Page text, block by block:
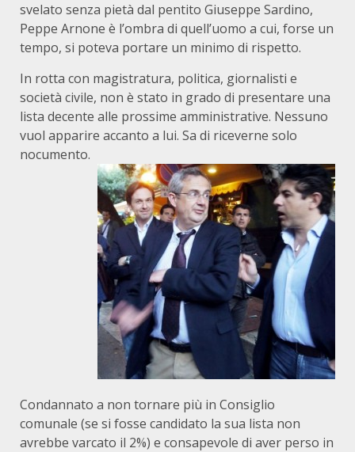
svelato senza pietà dal pentito Giuseppe Sardino,
Peppe Arnone è l’ombra di quell’uomo a cui, forse un
tempo, si poteva portare un minimo di rispetto.
In rotta con magistratura, politica, giornalisti e
società civile, non è stato in grado di presentare una
lista decente alle prossime amministrative. Nessuno
vuol apparire accanto a lui. Sa di riceverne solo
nocumento.
Condannato a non tornare più in Consiglio
comunale (se si fosse candidato la sua lista non
avrebbe varcato il 2%) e consapevole di aver perso in